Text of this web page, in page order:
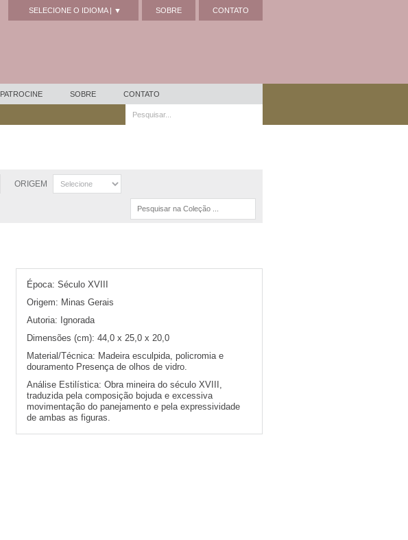
SOBRE CONTATO
SELECIONE O IDIOMA | ▼
PATROCINE SOBRE CONTATO
ORIGEM
Época: Século XVIII
Origem: Minas Gerais
Autoria: Ignorada
Dimensões (cm): 44,0 x 25,0 x 20,0
Material/Técnica: Madeira esculpida, policromia e
douramento Presença de olhos de vidro.
Análise Estilística: Obra mineira do século XVIII,
traduzida pela composição bojuda e excessiva
movimentação do panejamento e pela expressividade
de ambas as figuras.